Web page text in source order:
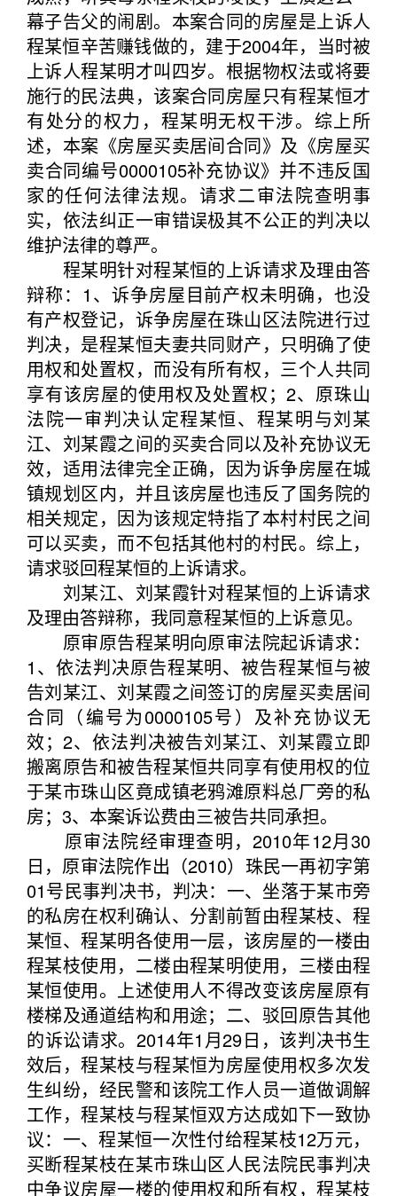
幕子告父的闹剧。本案合同的房屋是上诉人
程某恒辛苦赚钱做的，建于2004年，当时被
上诉人程某明才叫四岁。根据物权法或将要
施行的民法典，该案合同房屋只有程某恒才
有处分的权力，程某明无权干涉。综上所
述，本案《房屋买卖居间合同》及《房屋买
卖合同编号0000105补充协议》并不违反国
家的任何法律法规。请求二审法院查明事
实，依法纠正一审错误极其不公正的判决以
维护法律的尊严。
程某明针对程某恒的上诉请求及理由答
辩称：1、诉争房屋目前产权未明确，也没
有产权登记，诉争房屋在珠山区法院进行过
判决，是程某恒夫妻共同财产，只明确了使
用权和处置权，而没有所有权，三个人共同
享有该房屋的使用权及处置权；2、原珠山
法院一审判决认定程某恒、程某明与刘某
江、刘某霞之间的买卖合同以及补充协议无
效，适用法律完全正确，因为诉争房屋在城
镇规划区内，并且该房屋也违反了国务院的
相关规定，因为该规定特指了本村村民之间
可以买卖，而不包括其他村的村民。综上，
请求驳回程某恒的上诉请求。
刘某江、刘某霞针对程某恒的上诉请求
及理由答辩称，我同意程某恒的上诉意见。
原审原告程某明向原审法院起诉请求：
1、依法判决原告程某明、被告程某恒与被
告刘某江、刘某霞之间签订的房屋买卖居间
合同（编号为0000105号）及补充协议无
效；2、依法判决被告刘某江、刘某霞立即
搬离原告和被告程某恒共同享有使用权的位
于某市珠山区竟成镇老鸦滩原料总厂旁的私
房；3、本案诉讼费由三被告共同承担。
原审法院经审理查明，2010年12月30
日，原审法院作出（2010）珠民一再初字第
01号民事判决书，判决：一、坐落于某市旁
的私房在权利确认、分割前暂由程某枝、程
某恒、程某明各使用一层，该房屋的一楼由
程某枝使用，二楼由程某明使用，三楼由程
某恒使用。上述使用人不得改变该房屋原有
楼梯及通道结构和用途；二、驳回原告其他
的诉讼请求。2014年1月29日，该判决书生
效后，程某枝与程某恒为房屋使用权多次发
生纠纷，经民警和该院工作人员一道做调解
工作，程某枝与程某恒双方达成如下一致协
议：一、程某恒一次性付给程某枝12万元，
买断程某枝在某市珠山区人民法院民事判决
中争议房屋一楼的使用权和所有权，程某枝